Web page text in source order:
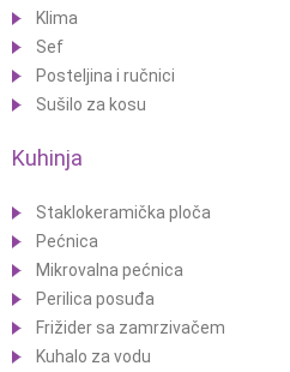
Klima
Sef
Posteljina i ručnici
Sušilo za kosu
Kuhinja
Staklokeramička ploča
Pećnica
Mikrovalna pećnica
Perilica posuđa
Frižider sa zamrzivačem
Kuhalo za vodu